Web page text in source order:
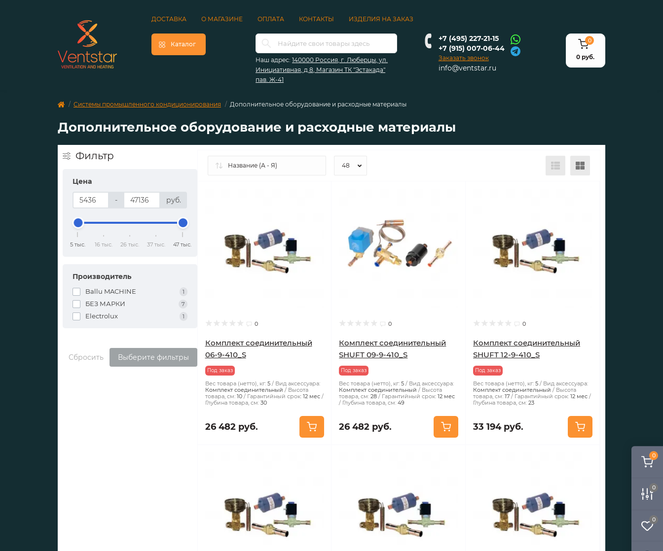
0
0
0
ДОСТАВКА О МАГАЗИНЕ ОПЛАТА КОНТАКТЫ ИЗДЕЛИЯ НА ЗАКАЗ
Каталог
Наш адрес: 140000 Россия, г. Люберцы, ул.
Инициативная, д.8, Магазин ТК "Эстакада"
пав. Ж-41
+7 (495) 227-21-15
+7 (915) 007-06-44
Заказать звонок
info@ventstar.ru
0
0 руб.
Системы промышленного кондиционирования Дополнительное оборудование и расходные материалы
Дополнительное оборудование и расходные материалы
Фильтр
Цена
- руб.
5 тыс. 16 тыс. 26 тыс. 37 тыс. 47 тыс.
Производитель
Ballu MACHINE 1
БЕЗ МАРКИ 7
Electrolux 1
Сбросить Выберите фильтры
0
Комплект соединительный
06-9-410_S
Под заказ
Вес товара (нетто), кг: 5
Вид аксессуара:
Комплект соединительный
Высота
товара, см: 10 Гарантийный срок: 12 мес
Глубина товара, см: 30
26 482 руб.
0
Комплект соединительный
SHUFT 09-9-410_S
Под заказ
Вес товара (нетто), кг: 5
Вид аксессуара:
Комплект соединительный
Высота
товара, см: 28 Гарантийный срок: 12 мес
Глубина товара, см: 49
26 482 руб.
0
Комплект соединительный
SHUFT 12-9-410_S
Под заказ
Вес товара (нетто), кг: 5
Вид аксессуара:
Комплект соединительный
Высота
товара, см: 17 Гарантийный срок: 12 мес
Глубина товара, см: 23
33 194 руб.